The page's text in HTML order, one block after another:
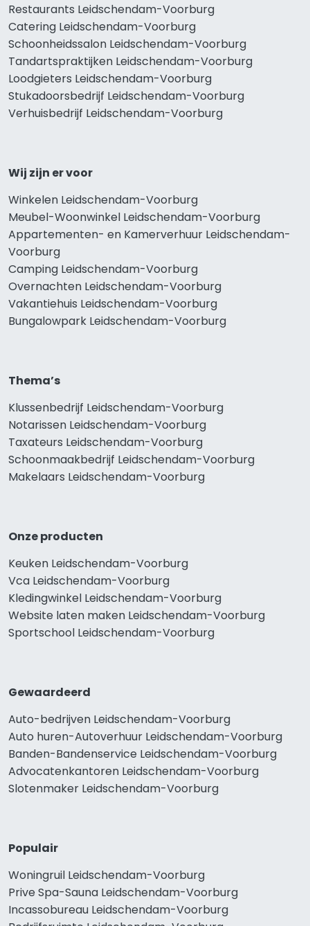
Restaurants Leidschendam-Voorburg
Catering Leidschendam-Voorburg
Schoonheidssalon Leidschendam-Voorburg
Tandartspraktijken Leidschendam-Voorburg
Loodgieters Leidschendam-Voorburg
Stukadoorsbedrijf Leidschendam-Voorburg
Verhuisbedrijf Leidschendam-Voorburg
Wij zijn er voor
Winkelen Leidschendam-Voorburg
Meubel-Woonwinkel Leidschendam-Voorburg
Appartementen- en Kamerverhuur Leidschendam-
Voorburg
Camping Leidschendam-Voorburg
Overnachten Leidschendam-Voorburg
Vakantiehuis Leidschendam-Voorburg
Bungalowpark Leidschendam-Voorburg
Thema’s
Klussenbedrijf Leidschendam-Voorburg
Notarissen Leidschendam-Voorburg
Taxateurs Leidschendam-Voorburg
Schoonmaakbedrijf Leidschendam-Voorburg
Makelaars Leidschendam-Voorburg
Onze producten
Keuken Leidschendam-Voorburg
Vca Leidschendam-Voorburg
Kledingwinkel Leidschendam-Voorburg
Website laten maken Leidschendam-Voorburg
Sportschool Leidschendam-Voorburg
Gewaardeerd
Auto-bedrijven Leidschendam-Voorburg
Auto huren-Autoverhuur Leidschendam-Voorburg
Banden-Bandenservice Leidschendam-Voorburg
Advocatenkantoren Leidschendam-Voorburg
Slotenmaker Leidschendam-Voorburg
Populair
Woningruil Leidschendam-Voorburg
Prive Spa-Sauna Leidschendam-Voorburg
Incassobureau Leidschendam-Voorburg